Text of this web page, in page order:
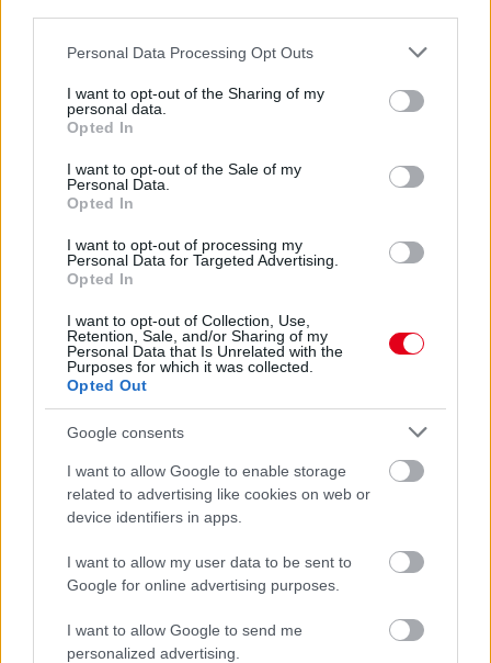
Please note that this website/app uses one or more Google
not limited to your visit or usage behaviour. You may click to
grant or deny consent to Google and its third-party tags to
use your data for below specified purposes in below Google
consent section.
Personal Data Processing Opt Outs
I want to opt-out of the Sharing of my
personal data.
Opted In
I want to opt-out of the Sale of my
Personal Data.
Opted In
I want to opt-out of processing my
Personal Data for Targeted Advertising.
Opted In
I want to opt-out of Collection, Use,
Retention, Sale, and/or Sharing of my
Personal Data that Is Unrelated with the
Purposes for which it was collected.
Opted Out
Google consents
I want to allow Google to enable storage
related to advertising like cookies on web or
device identifiers in apps.
I want to allow my user data to be sent to
Google for online advertising purposes.
I want to allow Google to send me
personalized advertising.
Kövess minket a Facebookon
22 órája